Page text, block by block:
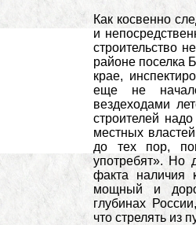
Как косвенно
и
строительство
районе поселка
крае,
еще не
вездеходами
строителей
местных
до тех пор,
употребят». Но
факта наличия
мощный и
глубинах
что стрелять из